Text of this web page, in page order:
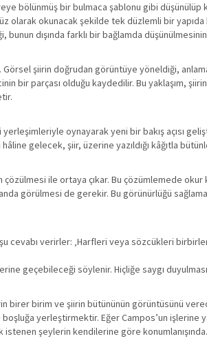
bölünmüş bir bulmaca şablonu gibi
olarak okunacak şekilde tek düzlemli bir
dışında farklı bir bağlamda
şiirin doğrudan görüntüye yöneldiği,
bir parçası olduğu kaydedilir. Bu yaklaşım,
oynayarak yeni bir bakış açısı
gelecek, şiir, üzerine yazıldığı kâğıtla
ile ortaya çıkar. Bu çözümlemede
görülmesi de gerekir. Bu görünürlüğü
şu cevabı verirler: ‚Harfleri veya sözcükleri
geçebileceği söylenir. Hiçliğe saygı
birim ve şiirin bütününün görüntüsünü
yerleştirmektir. Eğer Campos’un işlerine
şeylerin kendilerine göre